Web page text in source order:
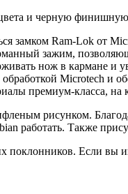
и черную финишную
замком Ram-Lok от
зажим,
нож в кармане и
Microtech и
премиум-класса,
рисунком.
работать. Также
поклонников. Если вы